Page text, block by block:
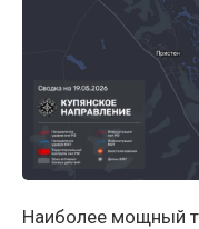
Наиболее мощный